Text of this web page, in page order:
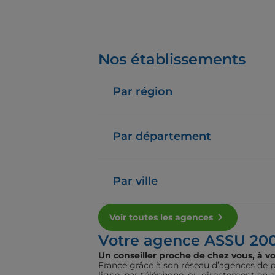
Nos établissements
Par région
Par département
Par ville
Voir toutes les agences
Votre agence ASSU
Un conseiller proche de chez vous, à
France grâce à son réseau d’agences